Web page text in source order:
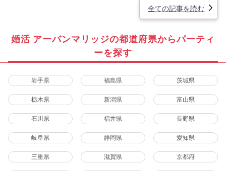
全ての記事を読む
婚活 アーバンマリッジの都道府県からパーティ
ーを探す
岩手県 福島県 茨城県
栃木県 新潟県 富山県
石川県 福井県 長野県
岐阜県 静岡県 愛知県
三重県 滋賀県 京都府